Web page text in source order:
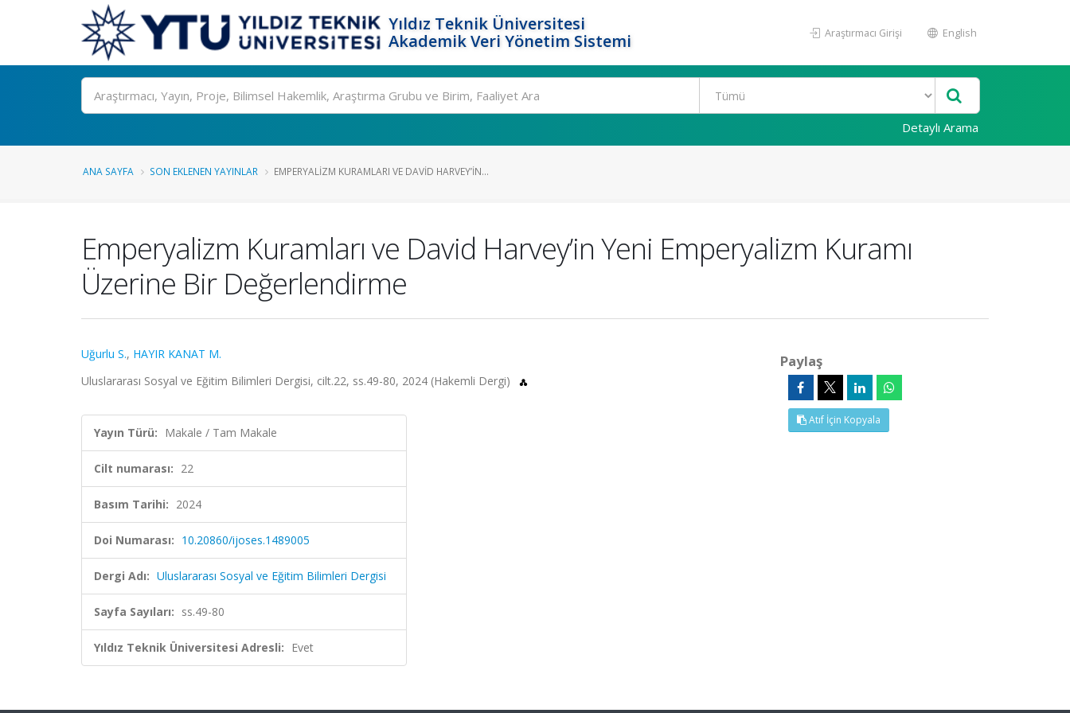
Yıldız Teknik Üniversitesi
Akademik Veri Yönetim Sistemi
Araştırmacı Girişi English
Ara
Detaylı Arama
ANA SAYFA SON EKLENEN YAYINLAR EMPERYALIZM KURAMLARI VE DAVID HARVEY’IN...
Emperyalizm Kuramları ve David Harvey’in Yeni Emperyalizm Kuramı
Üzerine Bir Değerlendirme
Uğurlu S., HAYIR KANAT M.
Uluslararası Sosyal ve Eğitim Bilimleri Dergisi, cilt.22, ss.49-80, 2024 (Hakemli Dergi)
Yayın Türü: Makale / Tam Makale
Cilt numarası: 22
Basım Tarihi: 2024
Doi Numarası: 10.20860/ijoses.1489005
Dergi Adı: Uluslararası Sosyal ve Eğitim Bilimleri Dergisi
Sayfa Sayıları: ss.49-80
Yıldız Teknik Üniversitesi Adresli: Evet
Paylaş
Atıf İçin Kopyala